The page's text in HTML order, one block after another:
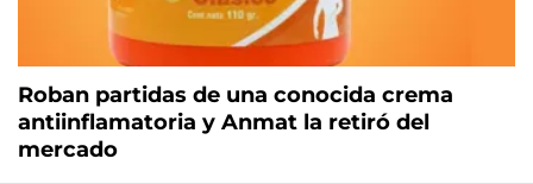
Roban partidas de una conocida crema
antiinflamatoria y Anmat la retiró del
mercado